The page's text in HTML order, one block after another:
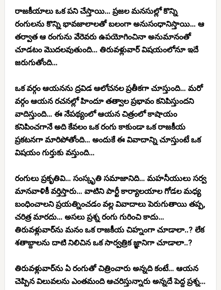
రాజకీయాలు ఒక పని చేస్తాయి… ప్రజల మనసుల్లో కొన్ని
రంగులను కొన్ని భావజాలాలతో బలంగా అనుసంధానిస్తాయి… ఆ
తర్వాత ఆ రంగును వేరెవరు ఉపయోగించినా అనుమానంతో
చూడటం మొదలవుతుంది… తిరువళ్లువార్ విషయంలోనూ ఇదే
జరుగుతోంది…
ఒక వర్గం ఆయనను ద్రవిడ ఆలోచనల ప్రతీకగా చూస్తుంది… మరో
వర్గం ఆయన రచనల్లో హిందూ తత్వాల ప్రభావం కనిపిస్తుందని
వాదిస్తుంది… ఈ నేపథ్యంలో ఆయన చిత్రంలో కాషాయం
కనిపించగానే అది కేవలం ఒక రంగు కాకుండా ఒక రాజకీయ
ప్రకటనగా మారిపోతోంది… అందుకే ఈ వివాదాన్ని చూస్తుంటే ఒక
విషయం గుర్తుకు వస్తుంది…
రంగులు ప్రకృతివి… సంస్కృతి సమాజానిది… మహనీయులు సర్వ
మానవాళికీ వర్తిస్తారు… వాటిని పార్టీ కార్యాలయాల గోడల మధ్య
బంధించాలని ప్రయత్నించడం వల్ల వివాదాలు పెరుగుతాయి తప్ప,
చరిత్ర మారదు… అసలు ప్రశ్న రంగు గురించి కాదు…
తిరువళ్లువార్‌ను మనం ఒక రాజకీయ చిహ్నంగా చూడాలా..? లేక
శతాబ్దాలను దాటి నిలిచిన ఒక సార్వత్రిక జ్ఞానిగా చూడాలా..?
తిరువళ్లువార్‌ను ఏ రంగుతో చిత్రించారు అన్నది కంటే… ఆయన
చెప్పిన విలువలను ఎంతమంది ఆచరిస్తున్నారు అన్నదే పెద్ద ప్రశ్న…